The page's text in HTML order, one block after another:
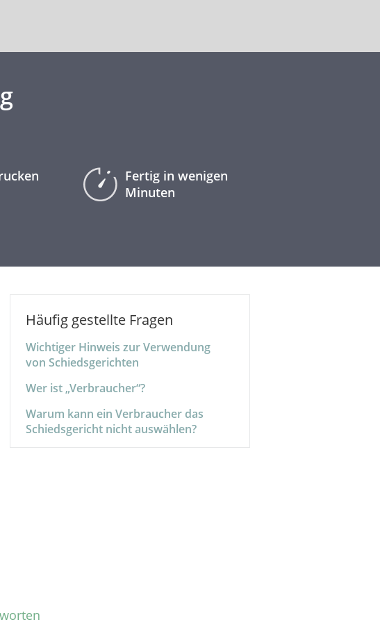
Fertig in wenigen
Minuten
Häufig gestellte Fragen
Wichtiger Hinweis zur Verwendung
von Schiedsgerichten
Wer ist „Verbraucher“?
Warum kann ein Verbraucher das
Schiedsgericht nicht auswählen?